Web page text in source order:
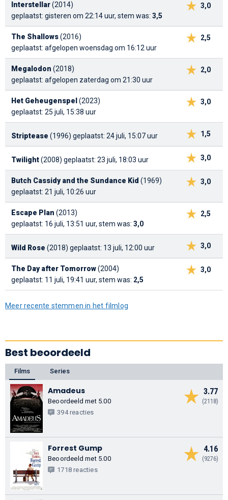
3,0
Interstellar(2014)
geplaatst: gisteren om 22:14 uur, stem was: 3,5
2,5
The Shallows(2016)
geplaatst: afgelopen woensdag om 16:12 uur
2,0
Megalodon (2018)
geplaatst: afgelopen zaterdag om 21:30 uur
3,0
Het Geheugenspel (2023)
geplaatst: 25 juli, 15:38 uur
1,5
Striptease (1996) geplaatst: 24 juli, 15:07 uur
3,0
Twilight(2008) geplaatst: 23 juli, 18:03 uur
3,0
Butch Cassidy and the Sundance Kid (1969)
geplaatst: 21 juli, 10:26 uur
2,5
Escape Plan (2013)
geplaatst: 16 juli, 13:51 uur, stem was: 3,0
3,0
Wild Rose (2018) geplaatst: 13 juli, 12:00 uur
3,0
The Day after Tomorrow(2004)
geplaatst: 11 juli, 19:41 uur, stem was: 2,5
Meer recente stemmen in het filmlog
Best beoordeeld
Films Series
3.77
(2118)
Amadeus
Beoordeeld met 5.00
394 reacties
4.16
(9276)
Forrest Gump
Beoordeeld met 5.00
1718 reacties